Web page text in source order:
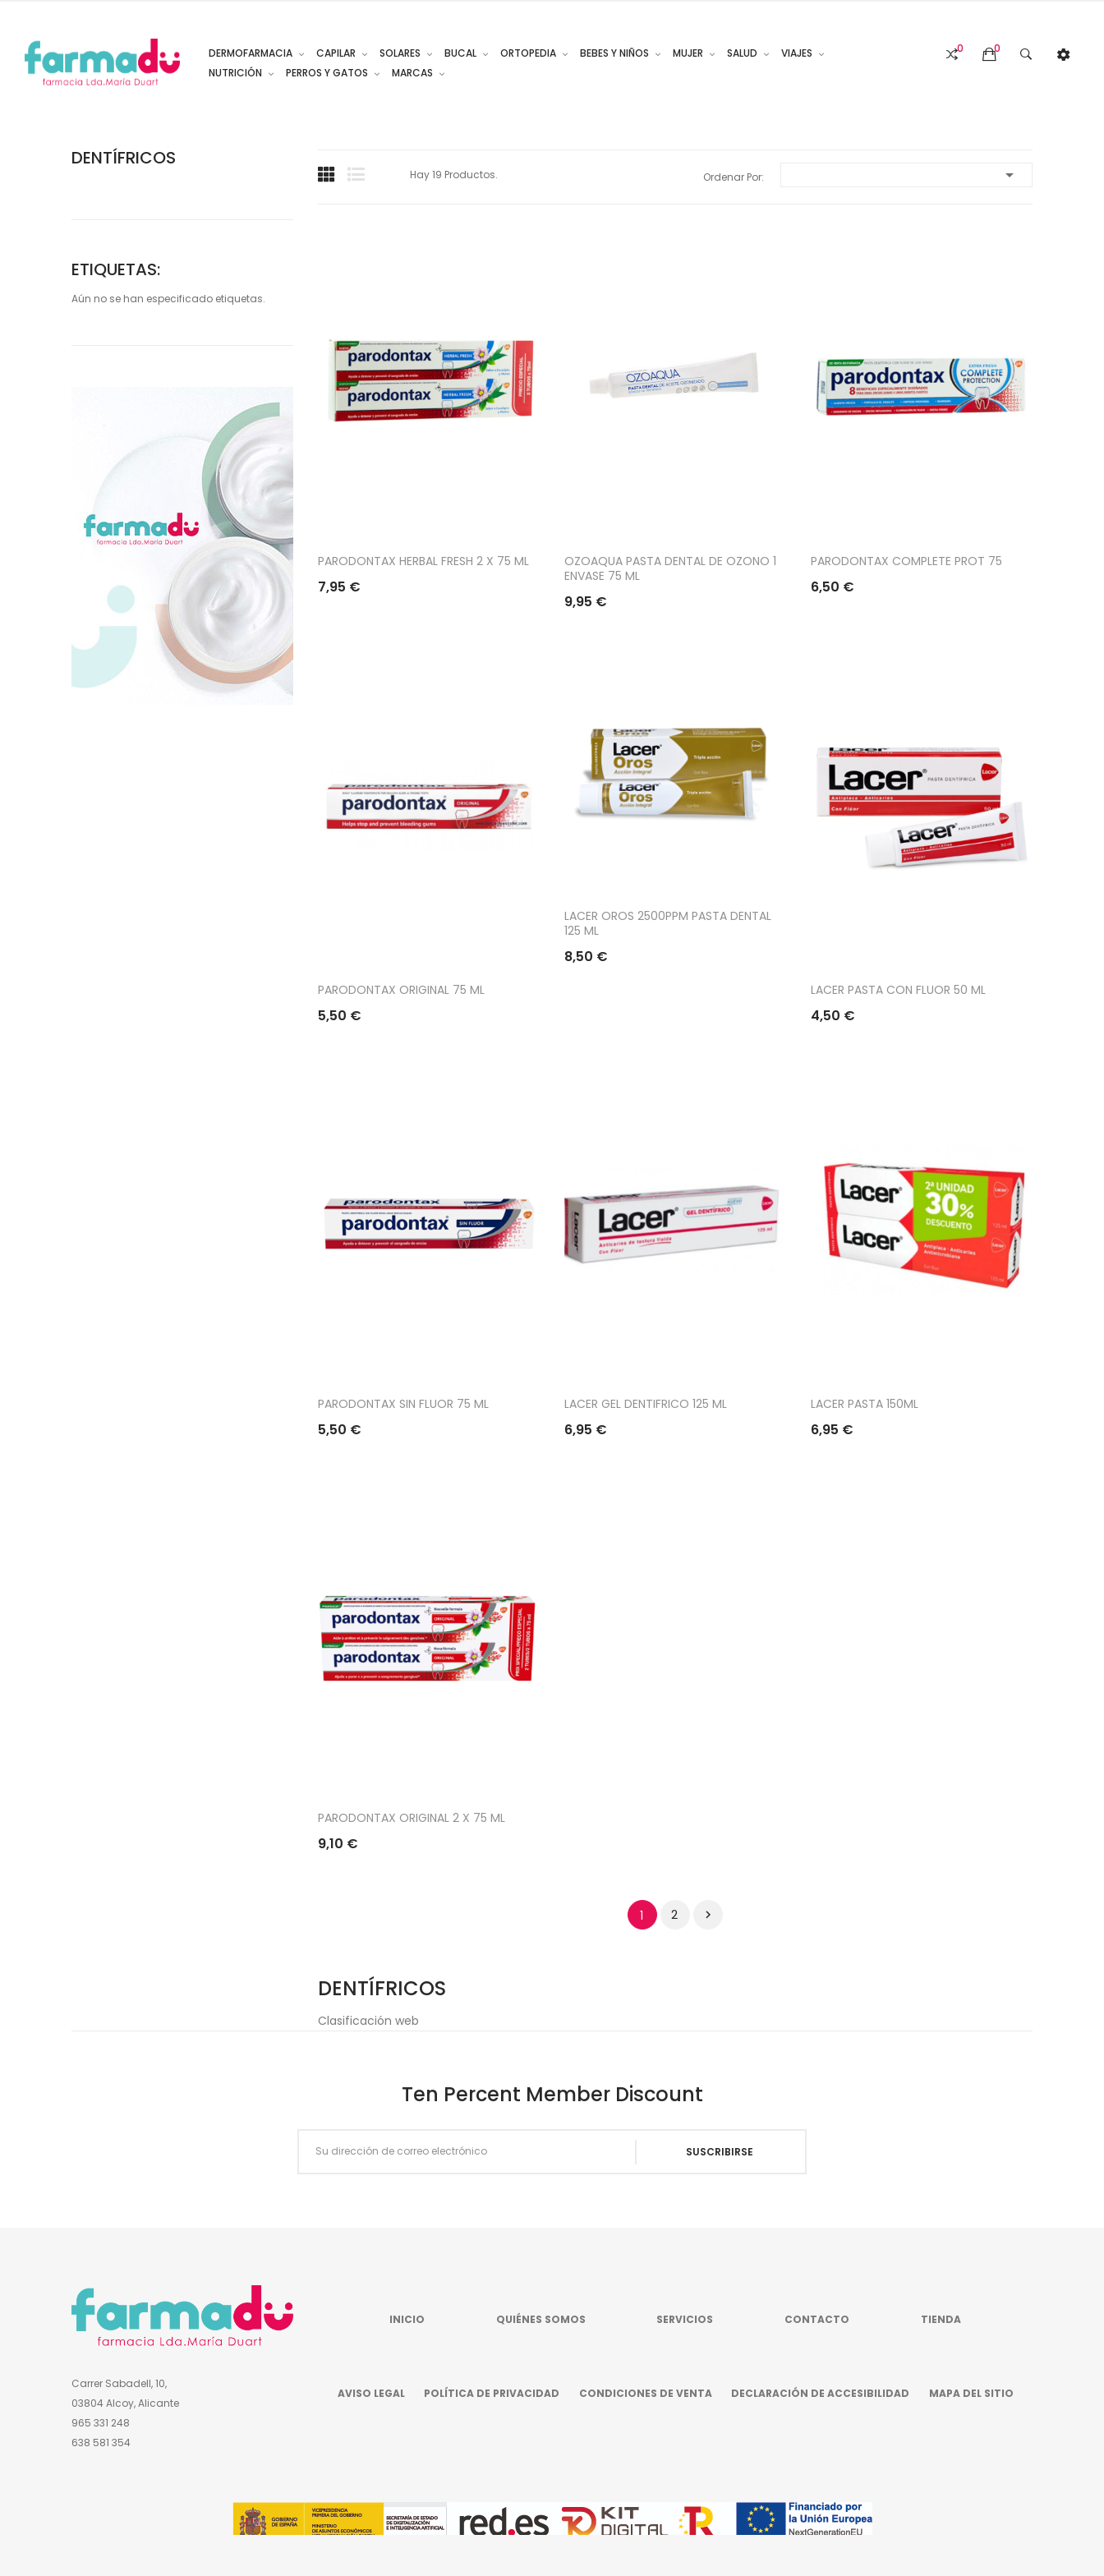
DERMOFARMACIA CAPILAR SOLARES BUCAL ORTOPEDIA BEBES Y NIÑOS MUJER SALUD
VIAJES
NUTRICIÓN
PERROS Y GATOS MARCAS
0
0
DENTÍFRICOS
ETIQUETAS:
Aún no se han especificado etiquetas.
Hay 19 Productos. Ordenar Por: 
PARODONTAX HERBAL FRESH 2 X 75 ML
7,95 €
OZOAQUA PASTA DENTAL DE OZONO 1
ENVASE 75 ML
9,95 €
PARODONTAX COMPLETE PROT 75
6,50 €
PARODONTAX ORIGINAL 75 ML
5,50 €
LACER OROS 2500PPM PASTA DENTAL
125 ML
8,50 €
LACER PASTA CON FLUOR 50 ML
4,50 €
PARODONTAX SIN FLUOR 75 ML
5,50 €
LACER GEL DENTIFRICO 125 ML
6,95 €
LACER PASTA 150ML
6,95 €
PARODONTAX ORIGINAL 2 X 75 ML
9,10 €
1 2 
DENTÍFRICOS
Clasificación web
Ten Percent Member Discount
Carrer Sabadell, 10,
03804 Alcoy, Alicante
965 331 248
638 581 354
INICIO QUIÉNES SOMOS SERVICIOS CONTACTO TIENDA
AVISO LEGAL POLÍTICA DE PRIVACIDAD CONDICIONES DE VENTA DECLARACIÓN DE ACCESIBILIDAD MAPA DEL SITIO